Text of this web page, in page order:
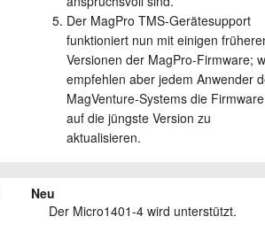
Der MagPro TMS-Gerätesupport
funktioniert nun mit einigen
Versionen der MagPro-Firmware;
empfehlen aber jedem Anwender
MagVenture-Systems die Firmware
auf die jüngste Version zu
aktualisieren.
Neu
Der Micro1401-4 wird unterstützt.